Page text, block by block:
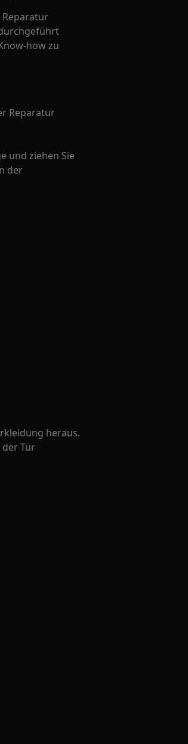
how zu
Reparatur
und ziehen Sie
der
heraus.
der Tür